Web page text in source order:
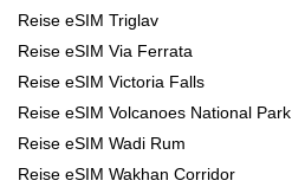
Reise eSIM Triglav
Reise eSIM Via Ferrata
Reise eSIM Victoria Falls
Reise eSIM Volcanoes National Park
Reise eSIM Wadi Rum
Reise eSIM Wakhan Corridor